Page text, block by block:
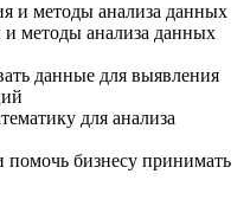
и методы анализа данных
методы анализа данных
данные для выявления
для анализа
бизнесу принимать